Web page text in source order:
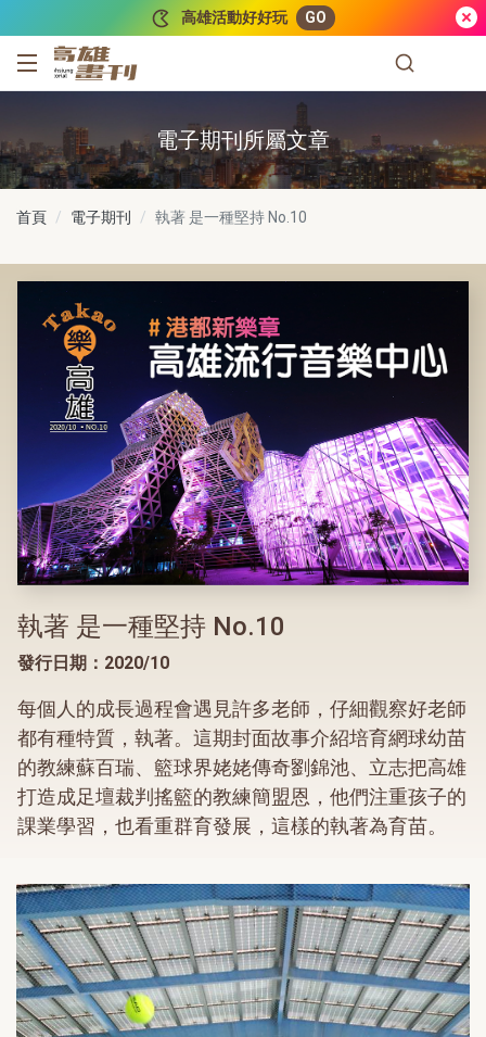
高雄活動好好玩 GO
高雄畫刊
電子期刊所屬文章
首頁 電子期刊 執著 是一種堅持No.10
執著 是一種堅持 No.10
發行日期：2020/10
每個人的成長過程會遇見許多老師，仔細觀察好老師
都有種特質，執著。這期封面故事介紹培育網球幼苗
的教練蘇百瑞、籃球界姥姥傳奇劉錦池、立志把高雄
打造成足壇裁判搖籃的教練簡盟恩，他們注重孩子的
課業學習，也看重群育發展，這樣的執著為育苗。